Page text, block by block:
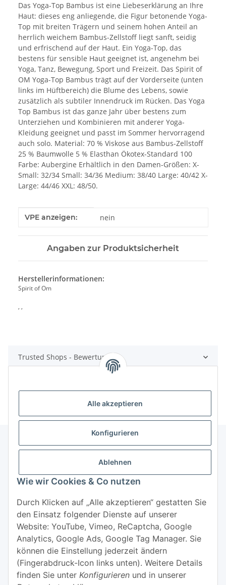
Alle akzeptieren
Konfigurieren
Ablehnen
Wie wir Cookies & Co nutzen
Durch Klicken auf „Alle akzeptieren“ gestatten Sie
den Einsatz folgender Dienste auf unserer
Website: YouTube, Vimeo, ReCaptcha, Google
Analytics, Google Ads, Google Tag Manager. Sie
können die Einstellung jederzeit ändern
(Fingerabdruck-Icon links unten). Weitere Details
finden Sie unter Konfigurieren und in unserer
Das Yoga-Top Bambus ist eine Liebeserklärung an Ihre
Haut: dieses eng anliegende, die Figur betonende Yoga-
Top mit breiten Trägern und seinem hohen Anteil an
herrlich weichem Bambus-Zellstoff liegt sanft, seidig
und erfrischend auf der Haut. Ein Yoga-Top, das
bestens für sensible Haut geeignet ist, angenehm bei
Yoga, Tanz, Bewegung, Sport und Freizeit. Das Spirit of
OM Yoga-Top Bambus trägt auf der Vorderseite (unten
links im Hüftbereich) die Blume des Lebens, sowie
zusätzlich als subtiler Innendruck im Rücken. Das Yoga
Top Bambus ist das ganze Jahr über bestens zum
Unterziehen und Kombinieren mit anderer Yoga-
Kleidung geeignet und passt im Sommer hervorragend
auch solo. Material: 70 % Viskose aus Bambus-Zellstoff
25 % Baumwolle 5 % Elasthan Ökotex-Standard 100
Farbe: Aubergine Erhältlich in den Damen-Größen: X-
Small: 32/34 Small: 34/36 Medium: 38/40 Large: 40/42 X-
Large: 44/46 XXL: 48/50.
Produkteigenschaft
Wert
VPE anzeigen: nein
Angaben zur Produktsicherheit
Herstellerinformationen:
Spirit of Om
, ,
Trusted Shops - Bewertungen
Mehr über
Widerrufsbutton